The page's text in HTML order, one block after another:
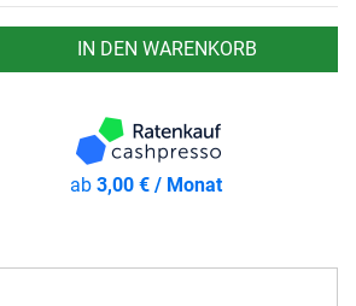
IN DEN WARENKORB
ab3,00 € / Monat